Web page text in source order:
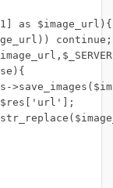
as $image_url){
continue;